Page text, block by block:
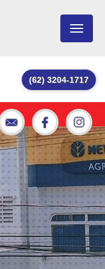
Toggle
(62) 3204-1717